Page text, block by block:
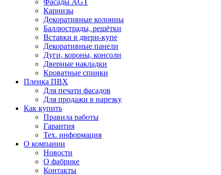
Карнизы
Декоративные колонны
Баллюстрады, решётки
Вставки в двери-купе
Декоративные панели
Дуги, короны, консоли
Дверные накладки
Кроватные спинки
Пленка ПВХ
Для печати фасадов
Для продажи в нарезку
Как купить
Правила работы
Гарантия
Тех. информация
О компании
Новости
О фабрике
Контакты